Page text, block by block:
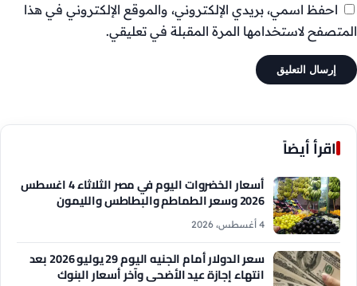
احفظ اسمي، بريدي الإلكتروني، والموقع الإلكتروني في هذا
المتصفح لاستخدامها المرة المقبلة في تعليقي.
اقرأ أيضاً
أسعار الخضروات اليوم في مصر الثلاثاء 4 اغسطس
2026 وسعر الطماطم والبطاطس والليمون
4 أغسطس، 2026
سعر الدولار أمام الجنيه اليوم 29 يوليو 2026 بعد
انتهاء إجازة عيد الأضحى وآخر أسعار البنوك